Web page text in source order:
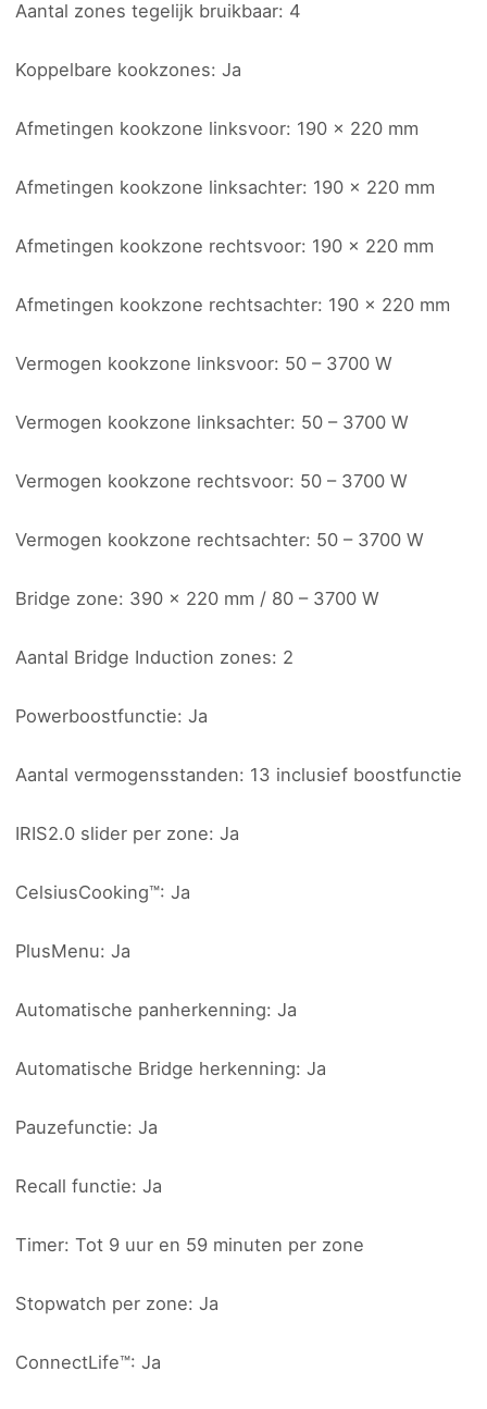
Aantal zones tegelijk bruikbaar: 4
Koppelbare kookzones: Ja
Afmetingen kookzone linksvoor: 190 x 220 mm
Afmetingen kookzone linksachter: 190 x 220 mm
Afmetingen kookzone rechtsvoor: 190 x 220 mm
Afmetingen kookzone rechtsachter: 190 x 220 mm
Vermogen kookzone linksvoor: 50 – 3700 W
Vermogen kookzone linksachter: 50 – 3700 W
Vermogen kookzone rechtsvoor: 50 – 3700 W
Vermogen kookzone rechtsachter: 50 – 3700 W
Bridge zone: 390 x 220 mm / 80 – 3700 W
Aantal Bridge Induction zones: 2
Powerboostfunctie: Ja
Aantal vermogensstanden: 13 inclusief boostfunctie
IRIS2.0 slider per zone: Ja
CelsiusCooking™: Ja
PlusMenu: Ja
Automatische panherkenning: Ja
Automatische Bridge herkenning: Ja
Pauzefunctie: Ja
Recall functie: Ja
Timer: Tot 9 uur en 59 minuten per zone
Stopwatch per zone: Ja
ConnectLife™: Ja